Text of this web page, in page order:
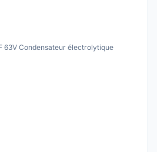
63V Condensateur électrolytique